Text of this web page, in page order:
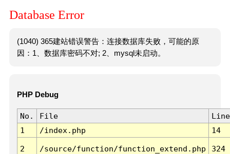
Database Error
(1040) 365建站错误警告：连接数据库失败，可能的原
因：1、数据库密码不对; 2、mysql未启动。
PHP Debug
No. File
Line
1
/index.php 14
2 /source/function/function_extend.php 324